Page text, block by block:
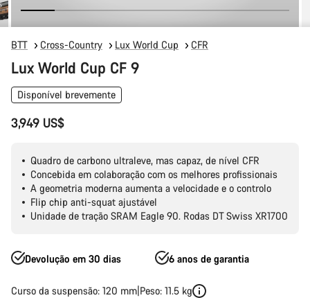
BTT Cross-Country Lux World Cup CFR
Lux World Cup CF 9
Disponível brevemente
3,949 US$
Quadro de carbono ultraleve, mas capaz, de nível CFR
Concebida em colaboração com os melhores profissionais
A geometria moderna aumenta a velocidade e o controlo
Flip chip anti-squat ajustável
Unidade de tração SRAM Eagle 90. Rodas DT Swiss XR1700
Devolução em 30 dias 6 anos de garantia
Curso da suspensão: 120 mm Peso: 11.5 kg